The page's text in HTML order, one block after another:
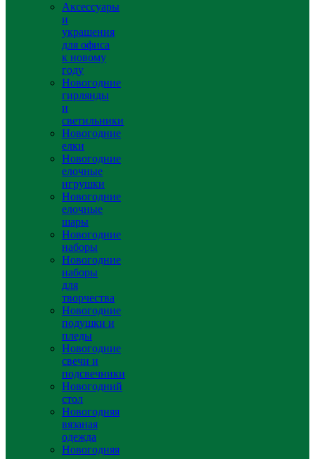
Аксессуары
и
украшения
для офиса
к новому
году
Новогодние
гирлянды
и
светильники
Новогодние
елки
Новогодние
елочные
игрушки
Новогодние
елочные
шары
Новогодние
наборы
Новогодние
наборы
для
творчества
Новогодние
подушки и
пледы
Новогодние
свечи и
подсвечники
Новогодний
стол
Новогодняя
вязаная
одежда
Новогодняя